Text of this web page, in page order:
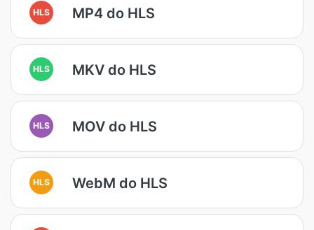
HLS MP4 do HLS
HLS MKV do HLS
HLS MOV do HLS
HLS WebM do HLS